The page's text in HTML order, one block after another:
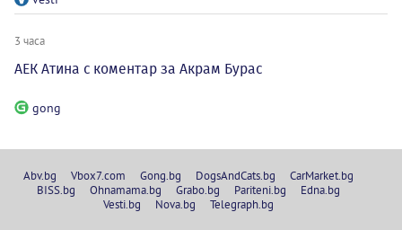
3 часа
АЕК Атина с коментар за Акрам Бурас
gong
Abv.bg Vbox7.com Gong.bg DogsAndCats.bg
CarMarket.bg
BISS.bg
Ohnamama.bg Grabo.bg Pariteni.bg
Edna.bg
Vesti.bg
Nova.bg Telegraph.bg